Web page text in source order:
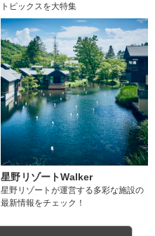
トピックスを大特集
星野リゾートWalker
星野リゾートが運営する多彩な施設の
最新情報をチェック！